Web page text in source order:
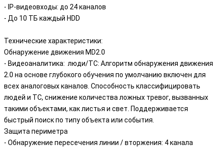
- IP-видеовходы: до 24 каналов
- До 10 TБ каждый HDD
Технические характеристики:
Обнаружение движения MD2.0
- Видеоаналитика: люди/ТС: Алгоритм обнаружения движения
2.0 на основе глубокого обучения по умолчанию включен для
всех аналоговых каналов. Способность классифицировать
людей и ТС, снижение количества ложных тревог, вызванных
такими объектами, как листья и свет. Поддерживается
быстрый поиск по типу объекта или события.
Защита периметра
- Обнаружение пересечения линии / вторжения: 4 канала